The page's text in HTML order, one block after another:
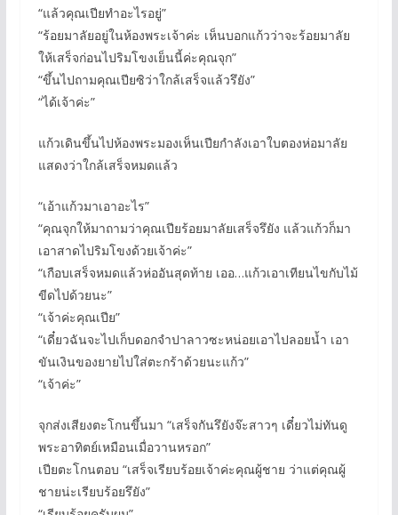
“แล้วคุณเปียทำอะไรอยู่”
“ร้อยมาลัยอยู่ในห้องพระเจ้าค่ะ เห็นบอกแก้วว่าจะร้อยมาลัย
ให้เสร็จก่อนไปริมโขงเย็นนี้ค่ะคุณจุก”
“ขึ้นไปถามคุณเปียซิว่าใกล้เสร็จแล้วรึยัง”
“ได้เจ้าค่ะ”
แก้วเดินขึ้นไปห้องพระมองเห็นเปียกำลังเอาใบตองห่อมาลัย
แสดงว่าใกล้เสร็จหมดแล้ว
“เอ้าแก้วมาเอาอะไร”
“คุณจุกให้มาถามว่าคุณเปียร้อยมาลัยเสร็จรึยัง แล้วแก้วก็มา
เอาสาดไปริมโขงด้วยเจ้าค่ะ”
“เกือบเสร็จหมดแล้วห่ออันสุดท้าย เออ…แก้วเอาเทียนไขกับไม้
ขีดไปด้วยนะ”
“เจ้าค่ะคุณเปีย”
“เดี๋ยวฉันจะไปเก็บดอกจำปาลาวซะหน่อยเอาไปลอยน้ำ เอา
ขันเงินของยายไปใส่ตะกร้าด้วยนะแก้ว”
“เจ้าค่ะ”
จุกส่งเสียงตะโกนขึ้นมา “เสร็จกันรึยังจ๊ะสาวๆ เดี๋ยวไม่ทันดู
พระอาทิตย์เหมือนเมื่อวานหรอก”
เปียตะโกนตอบ “เสร็จเรียบร้อยเจ้าค่ะคุณผู้ชาย ว่าแต่คุณผู้
ชายน่ะเรียบร้อยรึยัง”